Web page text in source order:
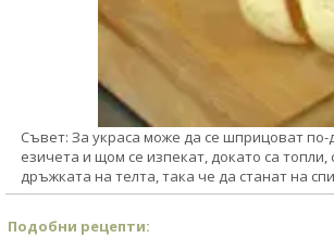
Съвет: За украса може да се шприцоват по-
езичета и щом се изпекат, докато са топли,
дръжката на телта, така че да станат на
Подобни рецепти: